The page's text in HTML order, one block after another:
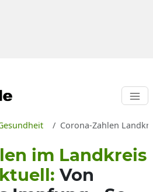
Corona-Zahlen
im Landkreis
Von